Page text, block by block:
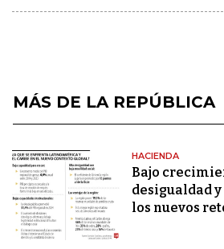
MÁS DE LA REPÚBLICA
HACIENDA
Bajo
desigualdad
los nuevos